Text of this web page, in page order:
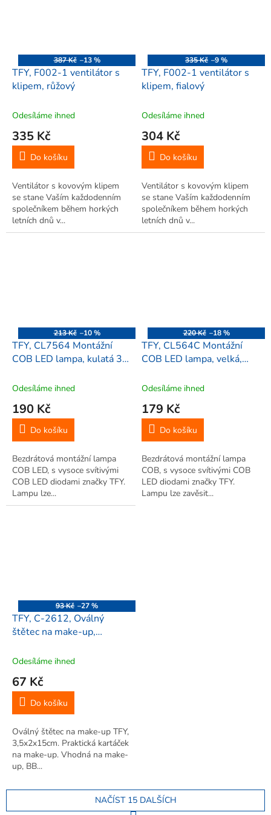
387 Kč –13 %
TFY, F002-1 ventilátor s
klipem, růžový
Odesíláme ihned
335 Kč
Do košíku
Ventilátor s kovovým klipem
se stane Vaším každodenním
společníkem během horkých
letních dnů v...
335 Kč –9 %
TFY, F002-1 ventilátor s
klipem, fialový
Odesíláme ihned
304 Kč
Do košíku
Ventilátor s kovovým klipem
se stane Vaším každodenním
společníkem během horkých
letních dnů v...
213 Kč –10 %
TFY, CL7564 Montážní
COB LED lampa, kulatá 3
Odesíláme ihned
190 Kč
Do košíku
Bezdrátová montážní lampa
COB LED, s vysoce svítivými
COB LED diodami značky TFY.
Lampu lze...
220 Kč –18 %
TFY, CL564C Montážní
COB LED lampa, velká,
Odesíláme ihned
179 Kč
Do košíku
Bezdrátová montážní lampa
COB, s vysoce svítivými COB
LED diodami značky TFY.
Lampu lze zavěsit...
93 Kč –27 %
TFY, C-2612, Oválný
štětec na make-up,
Odesíláme ihned
67 Kč
Do košíku
Oválný štětec na make-up TFY,
3,5x2x15cm. Praktická kartáček
na make-up. Vhodná na make-
up, BB...
NAČÍST 15 DALŠÍCH